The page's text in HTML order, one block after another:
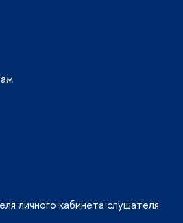
личного кабинета слушателя